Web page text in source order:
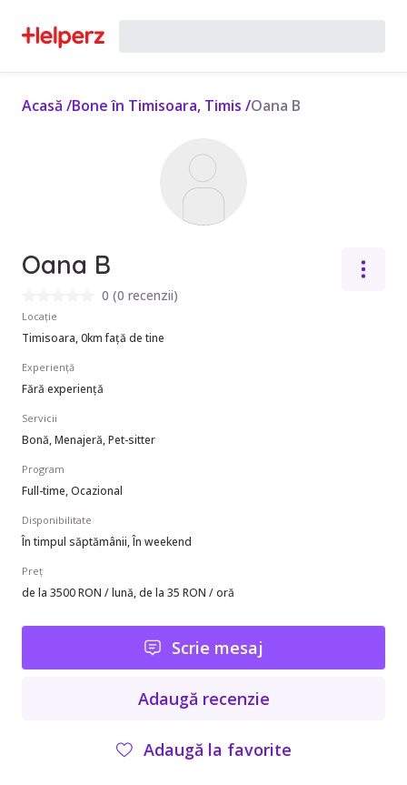
Acasă /Bone în Timisoara, Timis /Oana B
Oana B
0 (0 recenzii)
Locație
Timisoara, 0km față de tine
Experiență
Fără experiență
Servicii
Bonă, Menajeră, Pet-sitter
Program
Full-time, Ocazional
Disponibilitate
În timpul săptămânii, În weekend
Preț
de la 3500 RON / lună, de la 35 RON / oră
Scrie mesaj
Adaugă recenzie
Adaugă la favorite